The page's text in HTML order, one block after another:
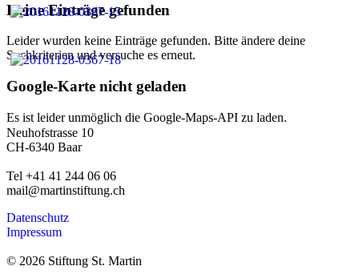
Keine Einträge gefunden
Leider wurden keine Einträge gefunden. Bitte ändere deine
Suchkriterien und versuche es erneut.
Google-Karte nicht geladen
Es ist leider unmöglich die Google-Maps-API zu laden.
Neuhofstrasse 10
CH-6340 Baar
Tel +41 41 244 06 06
mail@martinstiftung.ch
Datenschutz
Impressum
© 2026 Stiftung St. Martin